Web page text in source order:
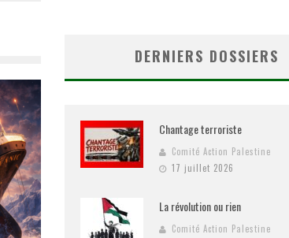
DERNIERS DOSSIERS
Chantage terroriste
Comité Action Palestine
17 juillet 2026
La révolution ou rien
Comité Action Palestine